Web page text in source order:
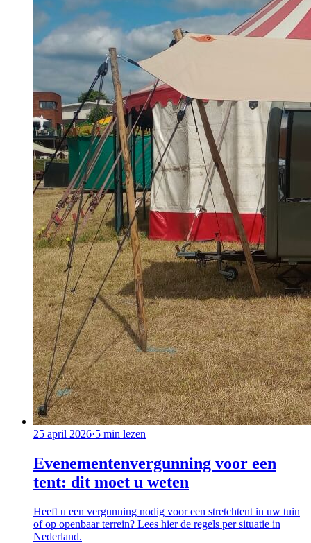
25 april 2026·5 min lezen
Evenementenvergunning voor een
tent: dit moet u weten
Heeft u een vergunning nodig voor een stretchtent in uw tuin
of op openbaar terrein? Lees hier de regels per situatie in
Nederland.